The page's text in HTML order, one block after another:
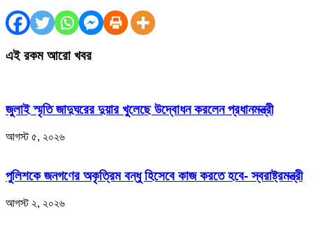
এই রকম আরো খবর
জুলাই স্মৃতি জাদুঘরের দুয়ার খুলেছে উদ্বোধন করলেন প্রধানমন্ত্রী
আগস্ট ৫, ২০২৬
পুলিশকে জনগণের অকৃত্রিম বন্ধু হিসেবে কাজ করতে হবে- স্বরাষ্ট্রমন্ত্রী
আগস্ট ২, ২০২৬